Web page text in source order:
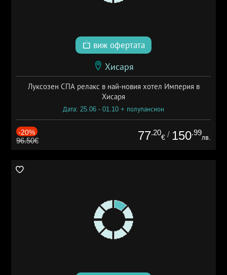
виж офертата
Хисаря
Луксозен СПА релакс в най-новия хотел Империя в
Хисаря
Дата: 25.06 - 01.10 + полупансион
-20%
96.50€ 77.20
€ / 150.99
лв.